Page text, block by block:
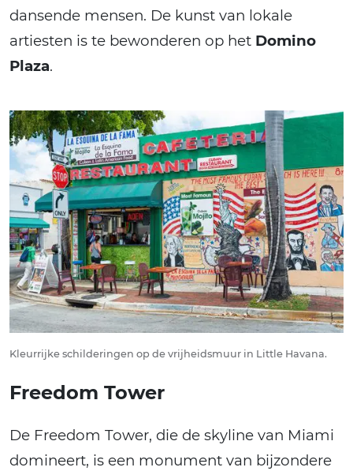
dansende mensen. De kunst van lokale
artiesten is te bewonderen op het Domino
Plaza.
Kleurrijke schilderingen op de vrijheidsmuur in Little Havana.
Freedom Tower
De Freedom Tower, die de skyline van Miami
domineert, is een monument van bijzondere